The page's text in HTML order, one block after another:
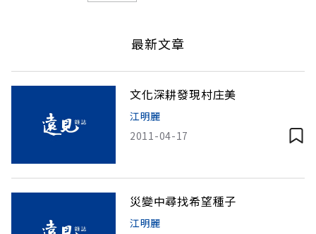
最新文章
文化深耕發現村庄美
江明麗
2011-04-17
災變中尋找希望種子
江明麗